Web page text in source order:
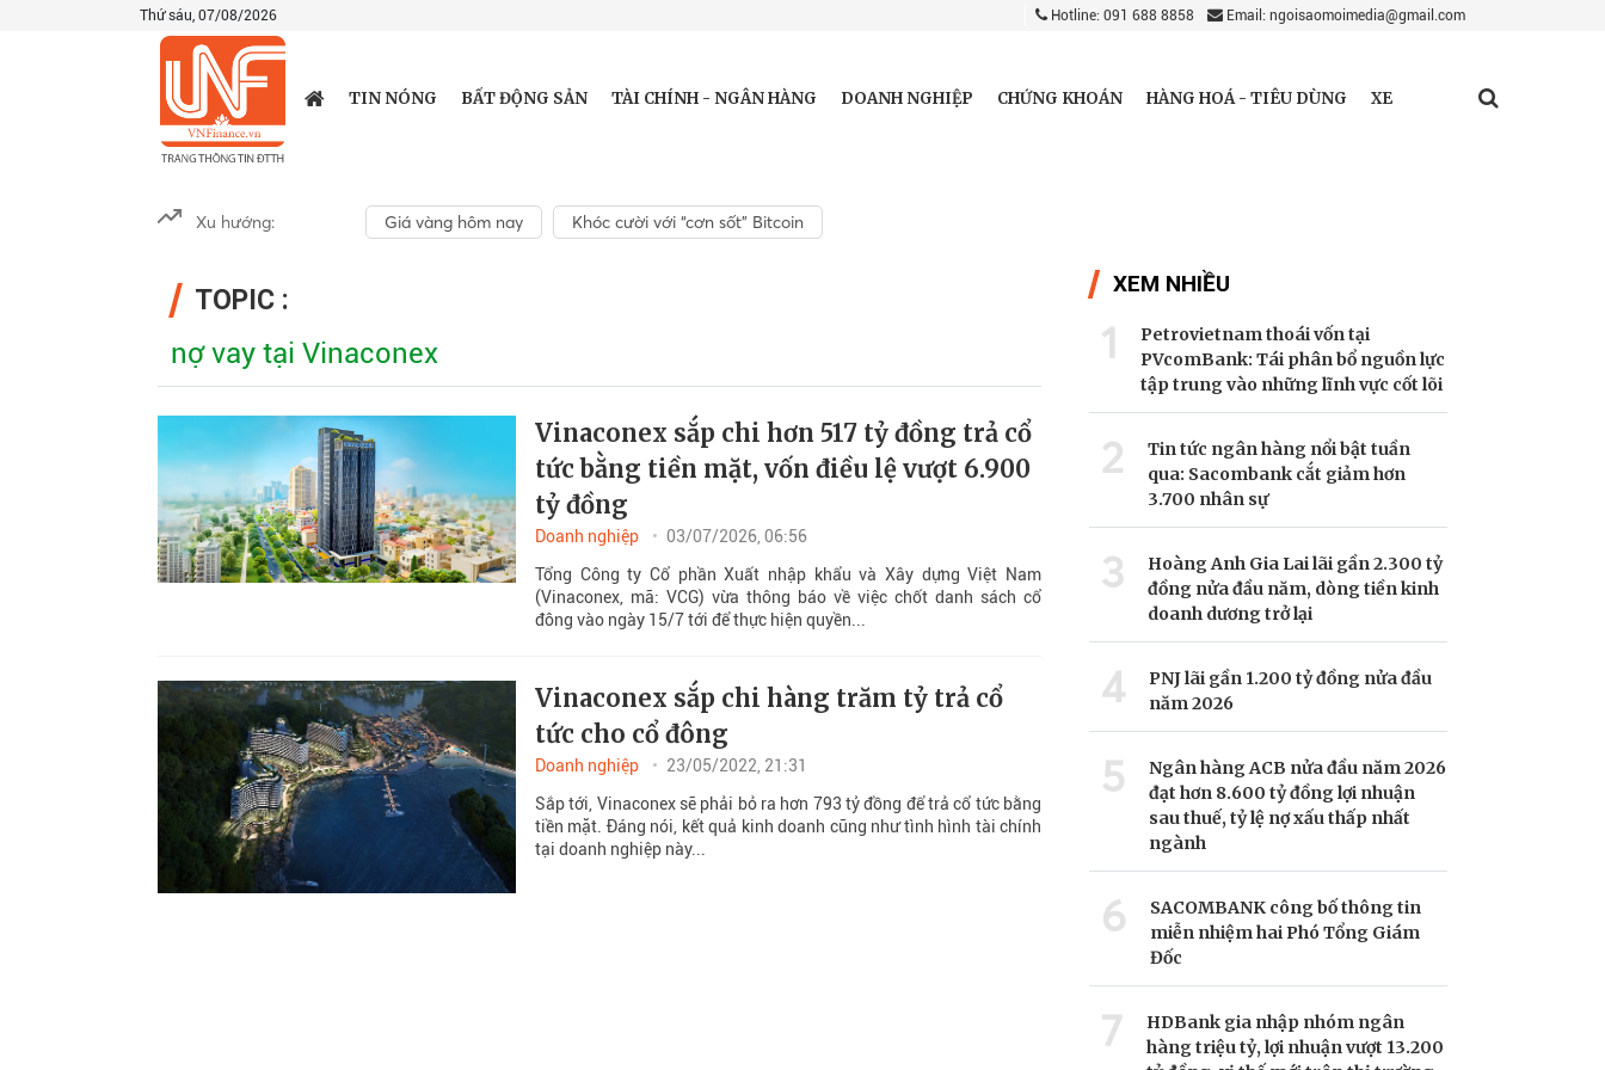
Thứ sáu, 07/08/2026 Hotline: 091 688 8858 Email: ngoisaomoimedia@gmail.com
TIN NÓNG BẤT ĐỘNG SẢN TÀI CHÍNH - NGÂN HÀNG DOANH NGHIỆP CHỨNG KHOÁN HÀNG HOÁ - TIÊU DÙNG XE
Xu hướng: Giá vàng hôm nay Khóc cười với “cơn sốt” Bitcoin
TOPIC :
nợ vay tại Vinaconex
Vinaconex sắp chi hơn 517 tỷ đồng trả cổ
tức bằng tiền mặt, vốn điều lệ vượt 6.900
tỷ đồng
Doanh nghiệp
03/07/2026, 06:56
Tổng Công ty Cổ phần Xuất nhập khẩu và Xây dựng Việt Nam
(Vinaconex, mã: VCG) vừa thông báo về việc chốt danh sách cổ
đông vào ngày 15/7 tới để thực hiện quyền...
Vinaconex sắp chi hàng trăm tỷ trả cổ
tức cho cổ đông
Doanh nghiệp
23/05/2022, 21:31
Sắp tới, Vinaconex sẽ phải bỏ ra hơn 793 tỷ đồng để trả cổ tức bằng
tiền mặt. Đáng nói, kết quả kinh doanh cũng như tình hình tài chính
tại doanh nghiệp này...
XEM NHIỀU
1
Petrovietnam thoái vốn tại
PVcomBank: Tái phân bổ nguồn lực
tập trung vào những lĩnh vực cốt lõi
2
Tin tức ngân hàng nổi bật tuần
qua: Sacombank cắt giảm hơn
3.700 nhân sự
3
Hoàng Anh Gia Lai lãi gần 2.300 tỷ
đồng nửa đầu năm, dòng tiền kinh
doanh dương trở lại
4
PNJ lãi gần 1.200 tỷ đồng nửa đầu
năm 2026
5
Ngân hàng ACB nửa đầu năm 2026
đạt hơn 8.600 tỷ đồng lợi nhuận
sau thuế, tỷ lệ nợ xấu thấp nhất
ngành
6
SACOMBANK công bố thông tin
miễn nhiệm hai Phó Tổng Giám
Đốc
7
HDBank gia nhập nhóm ngân
hàng triệu tỷ, lợi nhuận vượt 13.200